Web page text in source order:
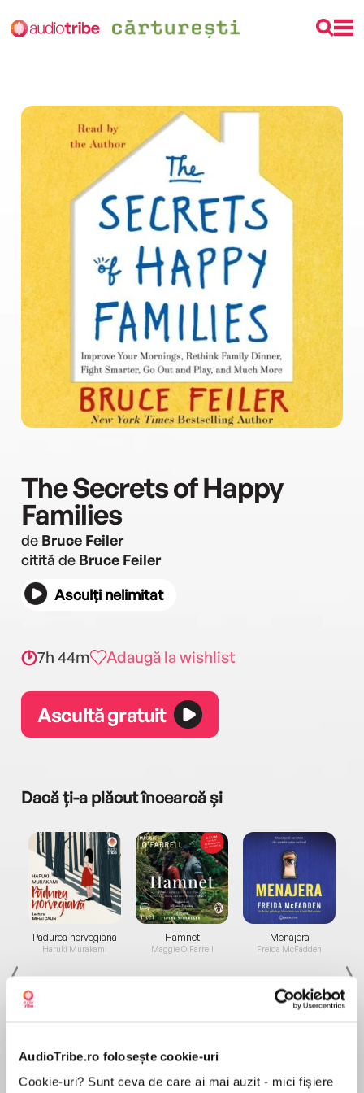
AudioTribe.ro folosește cookie-uri
Cookie-uri? Sunt ceva de care ai mai auzit - mici fișiere
The Secrets of Happy
Families
de Bruce Feiler
citită de Bruce Feiler
Asculți nelimitat
7h 44m Adaugă la wishlist
Ascultă gratuit
Dacă ți-a plăcut încearcă și
Pădurea norvegiană
Haruki Murakami
Elita de Argint (Elita
Hamnet
Maggie O'Farrell
Diavolul se îmbracă de
Menajera
Freida McFadden
Migdală